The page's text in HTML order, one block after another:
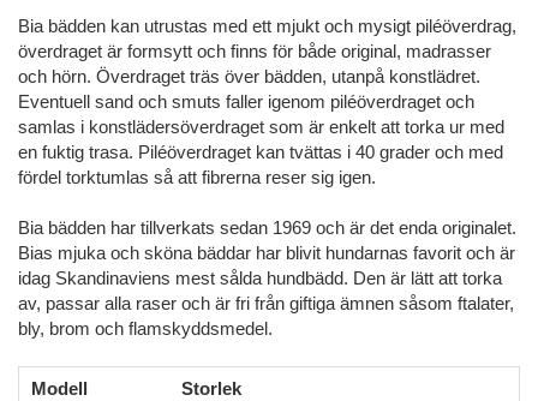
Bia bädden kan utrustas med ett mjukt och mysigt piléöverdrag,
överdraget är formsytt och finns för både original, madrasser
och hörn. Överdraget träs över bädden, utanpå konstlädret.
Eventuell sand och smuts faller igenom piléöverdraget och
samlas i konstlädersöverdraget som är enkelt att torka ur med
en fuktig trasa. Piléöverdraget kan tvättas i 40 grader och med
fördel torktumlas så att fibrerna reser sig igen.
Bia bädden har tillverkats sedan 1969 och är det enda originalet.
Bias mjuka och sköna bäddar har blivit hundarnas favorit och är
idag Skandinaviens mest sålda hundbädd. Den är lätt att torka
av, passar alla raser och är fri från giftiga ämnen såsom ftalater,
bly, brom och flamskyddsmedel.
Modell Storlek